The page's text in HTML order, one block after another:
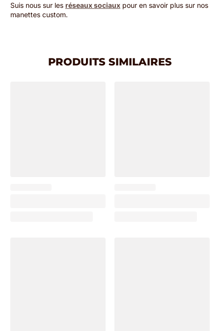
Suis nous sur les réseaux sociaux pour en savoir plus sur nos
manettes custom.
PRODUITS SIMILAIRES